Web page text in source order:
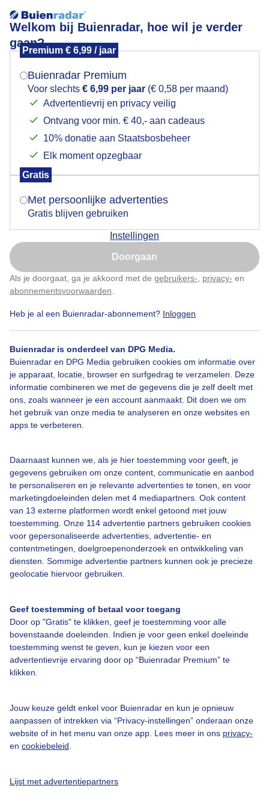
Welkom bij Buienradar, hoe wil je verder
gaan?
Premium € 6,99 / jaar
Buienradar Premium
Voor slechts € 6,99 per jaar (€ 0,58 per maand)
Advertentievrij en privacy veilig
Ontvang voor min. € 40,- aan cadeaus
10% donatie aan Staatsbosbeheer
Elk moment opzegbaar
Gratis
Met persoonlijke advertenties
Gratis blijven gebruiken
Instellingen
Doorgaan
Als je doorgaat, ga je akkoord met de gebruikers- privacy- en
abonnementsvoorwaarden
Heb je al een Buienradar-abonnement? Inloggen
Buienradar is onderdeel van DPG Media.
Buienradar en DPG Media gebruiken cookies om informatie over
je apparaat, locatie, browser en surfgedrag te verzamelen. Deze
informatie combineren we met de gegevens die je zelf deelt met
ons, zoals wanneer je een account aanmaakt. Dit doen we om
het gebruik van onze media te analyseren en onze websites en
apps te verbeteren.
Daarnaast kunnen we, als je hier toestemming voor geeft, je
gegevens gebruiken om onze content, communicatie en aanbod
te personaliseren en je relevante advertenties te tonen, en voor
marketingdoeleinden delen met 4 mediapartners. Ook content
van 13 externe platformen wordt enkel getoond met jouw
toestemming. Onze 114 advertentie partners gebruiken cookies
voor gepersonaliseerde advertenties, advertentie- en
contentmetingen, doelgroepenonderzoek en ontwikkeling van
diensten. Sommige advertentie partners kunnen ook je precieze
geolocatie hiervoor gebruiken.
Geef toestemming of betaal voor toegang
Door op "Gratis" te klikken, geef je toestemming voor alle
bovenstaande doeleinden. Indien je voor geen enkel doeleinde
toestemming wenst te geven, kun je kiezen voor een
advertentievrije ervaring door op “Buienradar Premium” te
klikken.
Jouw keuze geldt enkel voor Buienradar en kun je opnieuw
aanpassen of intrekken via “Privacy-instellingen” onderaan onze
website of in het menu van onze app. Lees meer in ons privacy-
en cookiebeleid
Lijst met advertentiepartners
Stieren zoeken ook vandaag verkoeling (jonge
eendjes)
Door: Arjan Pat Gemaakt: 08-06-2026, 21x bekeken
Een moment geduld aub...
Over Buienradar
Bedrijfsgegevens
Veelgestelde vragen
Toegankelijkheid
Gebruikersvoorwaarden
Adverteren
Buienradar Team
Cookie beleid
Privacy instellingen
Gratis weerdata
@BuienradarNL
Mogen we je locatie gebruiken voor het
Indien je hier nog geen akkoord op hebt gegeven,
verschijnt er zo een pop-up uit je browser waarin
Is goed, toon de popup
Nu niet, misschien later
Klik hierom dit aan te passen